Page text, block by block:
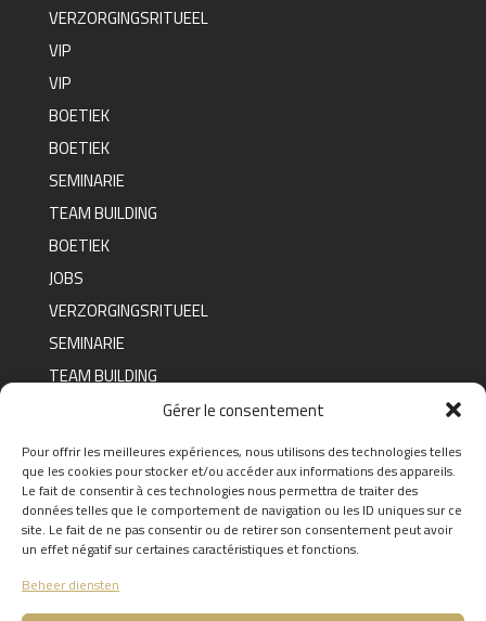
Gérer le consentement
Pour offrir les meilleures expériences, nous utilisons des technologies telles
que les cookies pour stocker et/ou accéder aux informations des appareils.
Le fait de consentir à ces technologies nous permettra de traiter des
données telles que le comportement de navigation ou les ID uniques sur ce
site. Le fait de ne pas consentir ou de retirer son consentement peut avoir
un effet négatif sur certaines caractéristiques et fonctions.
Beheer diensten
VERZORGINGSRITUEEL
VIP
VIP
BOETIEK
BOETIEK
SEMINARIE
TEAM BUILDING
BOETIEK
JOBS
VERZORGINGSRITUEEL
SEMINARIE
TEAM BUILDING
FAQ
FIND THE ANSWERS TO YOUR
QUESTIONS BY CLICKINGHERE